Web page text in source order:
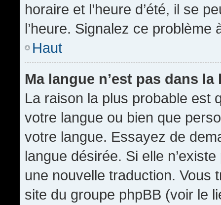
horaire et l’heure d’été, il se
l’heure. Signalez ce problème
Haut
Ma langue n’est pas dans la
La raison la plus probable est
votre langue ou bien que
votre langue. Essayez de
langue désirée. Si elle
une nouvelle traduction. Vous
site du groupe phpBB (voir le